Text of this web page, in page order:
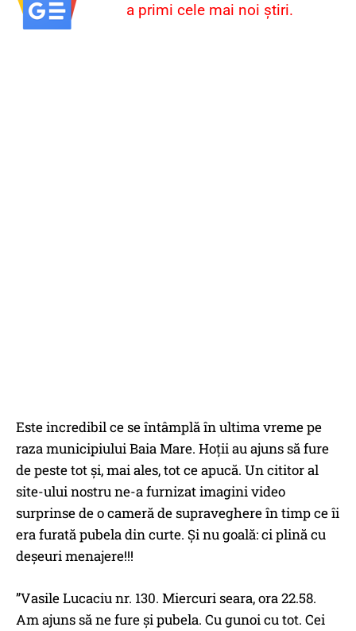
a primi cele mai noi știri.
Este incredibil ce se întâmplă în ultima vreme pe
raza municipiului Baia Mare. Hoții au ajuns să fure
de peste tot și, mai ales, tot ce apucă. Un cititor al
site-ului nostru ne-a furnizat imagini video
surprinse de o cameră de supraveghere în timp ce îi
era furată pubela din curte. Și nu goală: ci plină cu
deșeuri menajere!!!
”Vasile Lucaciu nr. 130. Miercuri seara, ora 22.58.
Am ajuns să ne fure și pubela. Cu gunoi cu tot. Cei